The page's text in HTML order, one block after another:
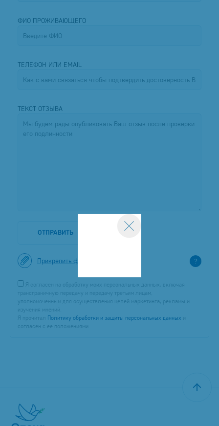
ФИО ПРОЖИВАЮЩЕГО
ТЕЛЕФОН ИЛИ EMAIL
ТЕКСТ ОТЗЫВА
ОТПРАВИТЬ
Прикрепить файл ?
Я согласен на обработку моих персональных данных, включая
трансграничную передачу и передачу третьим лицам,
уполномоченным для осуществления целей маркетинга, рекламы и
изучения мнений.
Я прочитал Политику обработки и защиты персональных данных и
согласен с ее положениями